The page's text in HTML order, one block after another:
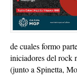
de cuales formo
iniciadores del rock
(junto a Spinetta,